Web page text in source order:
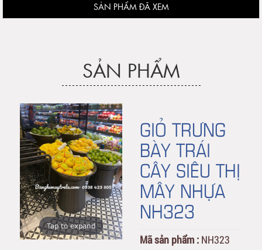
SẢN PHẨM ĐÃ XEM
SẢN PHẨM
Tap to expand
GIỎ TRƯNG
BÀY TRÁI
CÂY SIÊU THỊ
MÂY NHỰA
NH323
Mã sản phẩm : NH323